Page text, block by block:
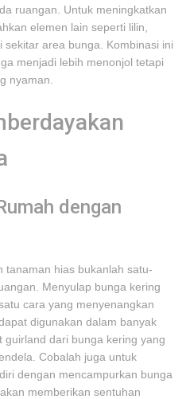
ruangan. Untuk meningkatkan
elemen lain seperti lilin,
area bunga. Kombinasi ini
menjadi lebih menonjol tetapi
nyaman.
dengan
tanaman hias bukanlah satu-
Menyulap bunga kering
cara yang menyenangkan
digunakan dalam banyak
guirland dari bunga kering yang
Cobalah juga untuk
dengan mencampurkan bunga
memberikan sentuhan